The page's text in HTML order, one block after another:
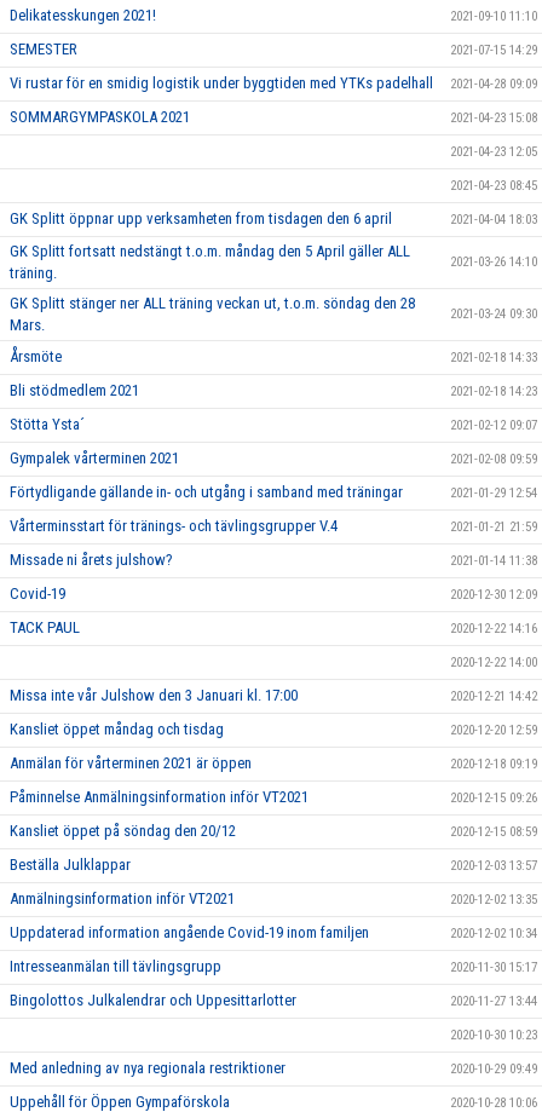
Delikatesskungen 2021! 2021-09-10 11:10
SEMESTER 2021-07-15 14:29
Vi rustar för en smidig logistik under byggtiden med YTKs padelhall 2021-04-28 09:09
SOMMARGYMPASKOLA 2021 2021-04-23 15:08
2021-04-23 12:05
2021-04-23 08:45
GK Splitt öppnar upp verksamheten from tisdagen den 6 april 2021-04-04 18:03
GK Splitt fortsatt nedstängt t.o.m. måndag den 5 April gäller ALL
träning.
2021-03-26 14:10
GK Splitt stänger ner ALL träning veckan ut, t.o.m. söndag den 28
Mars.
2021-03-24 09:30
Årsmöte 2021-02-18 14:33
Bli stödmedlem 2021 2021-02-18 14:23
Stötta Ysta´ 2021-02-12 09:07
Gympalek vårterminen 2021 2021-02-08 09:59
Förtydligande gällande in- och utgång i samband med träningar 2021-01-29 12:54
Vårterminsstart för tränings- och tävlingsgrupper V.4 2021-01-21 21:59
Missade ni årets julshow? 2021-01-14 11:38
Covid-19 2020-12-30 12:09
TACK PAUL 2020-12-22 14:16
2020-12-22 14:00
Missa inte vår Julshow den 3 Januari kl. 17:00 2020-12-21 14:42
Kansliet öppet måndag och tisdag 2020-12-20 12:59
Anmälan för vårterminen 2021 är öppen 2020-12-18 09:19
Påminnelse Anmälningsinformation inför VT2021 2020-12-15 09:26
Kansliet öppet på söndag den 20/12 2020-12-15 08:59
Beställa Julklappar 2020-12-03 13:57
Anmälningsinformation inför VT2021 2020-12-02 13:35
Uppdaterad information angående Covid-19 inom familjen 2020-12-02 10:34
Intresseanmälan till tävlingsgrupp 2020-11-30 15:17
Bingolottos Julkalendrar och Uppesittarlotter 2020-11-27 13:44
2020-10-30 10:23
Med anledning av nya regionala restriktioner 2020-10-29 09:49
Uppehåll för Öppen Gympaförskola 2020-10-28 10:06